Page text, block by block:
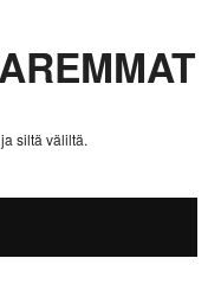
siltä väliltä.